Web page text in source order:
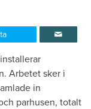
Arbetet sker i
in
parhusen, totalt